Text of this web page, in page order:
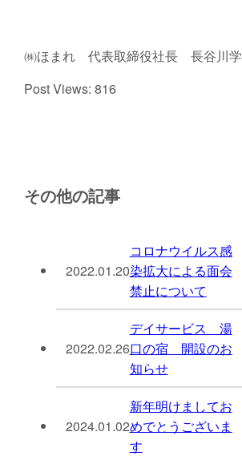
㈱ほまれ 代表取締役社長 長谷川学
Post Views: 816
その他の記事
2022.01.20
コロナウイルス感
染拡大による面会
禁止について
2022.02.26
デイサービス 湯
口の宿 開設のお
知らせ
2024.01.02
新年明けましてお
めでとうございま
す